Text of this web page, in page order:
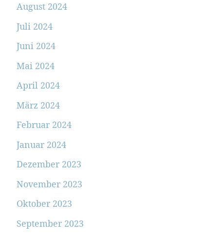
August 2024
Juli 2024
Juni 2024
Mai 2024
April 2024
März 2024
Februar 2024
Januar 2024
Dezember 2023
November 2023
Oktober 2023
September 2023